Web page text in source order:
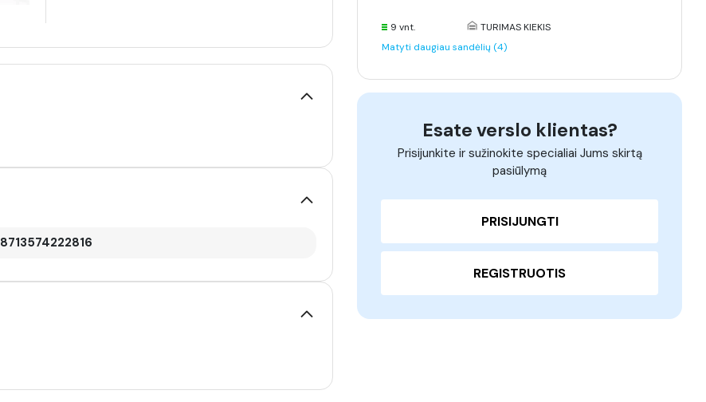
8713574222816
9 vnt.
TURIMAS KIEKIS
Matyti daugiau sandėlių (4)
Esate verslo klientas?
Prisijunkite ir sužinokite specialiai Jums skirtą
pasiūlymą
PRISIJUNGTI
REGISTRUOTIS